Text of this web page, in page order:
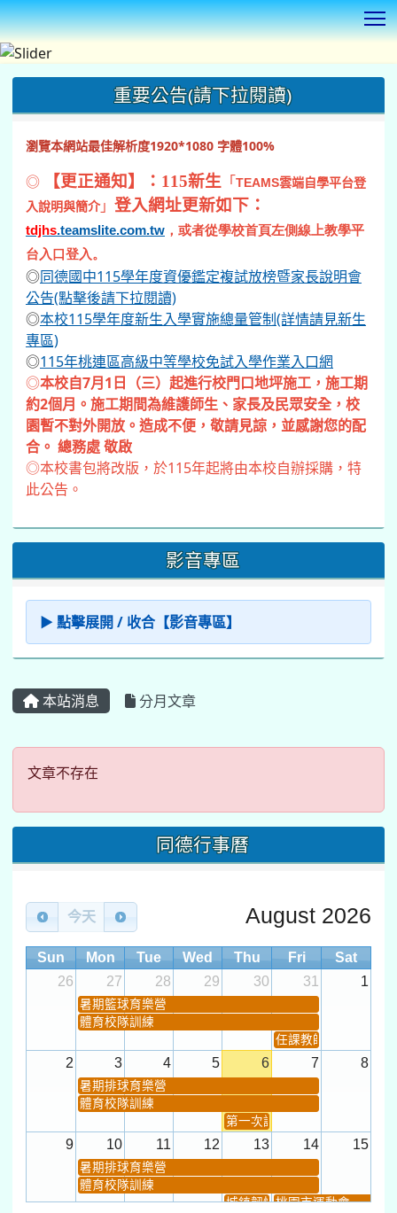
重要公告(請下拉閱讀)
瀏覽本網站最佳解析度1920*1080 字體100%
◎ 【更正通知】：115新生 「 TEAMS雲端自學平台登
入說明與簡介」 登入網址更新如下：
tdjhs.teamslite.com.tw ，或者從學校首頁左側線上教學平
台入口登入。
◎同德國中115學年度資優鑑定複試放榜暨家長說明會
公告(點擊後請下拉閱讀)
◎本校115學年度新生入學實施總量管制(詳情請見新生
專區)
◎115年桃連區高級中等學校免試入學作業入口網
◎本校自7月1日（三）起進行校門口地坪施工，施工期
約2個月。施工期間為維護師生、家長及民眾安全，校
園暫不對外開放。造成不便，敬請見諒，並感謝您的配
合。 總務處 敬啟
◎本校書包將改版，於115年起將由本校自辦採購，特
此公告。
影音專區
▶ 點擊展開 / 收合【影音專區】
本站消息 分月文章
文章不存在
文章不存在
同德行事曆
今天 August 2026
Sun Mon Tue Wed Thu Fri
Sat
26
27 28 29 30 31 1
暑期籃球育樂營
體育校隊訓練
任課教師抽籤
2 3 4 5 6 7 8
暑期排球育樂營
體育校隊訓練
第一次課發會 (12:30~)
9 10 11 12 13 14 15
暑期排球育樂營
體育校隊訓練
城鎮韌性(防空)演習
桃園市運動會